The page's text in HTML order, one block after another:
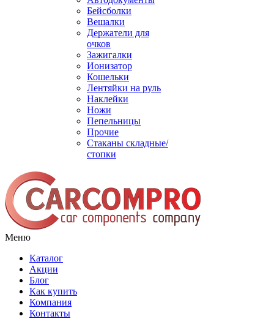
Бейсболки
Вешалки
Держатели для
очков
Зажигалки
Ионизатор
Кошельки
Лентяйки на руль
Наклейки
Ножи
Пепельницы
Прочие
Стаканы складные/
стопки
Меню
Каталог
Акции
Блог
Как купить
Компания
Контакты